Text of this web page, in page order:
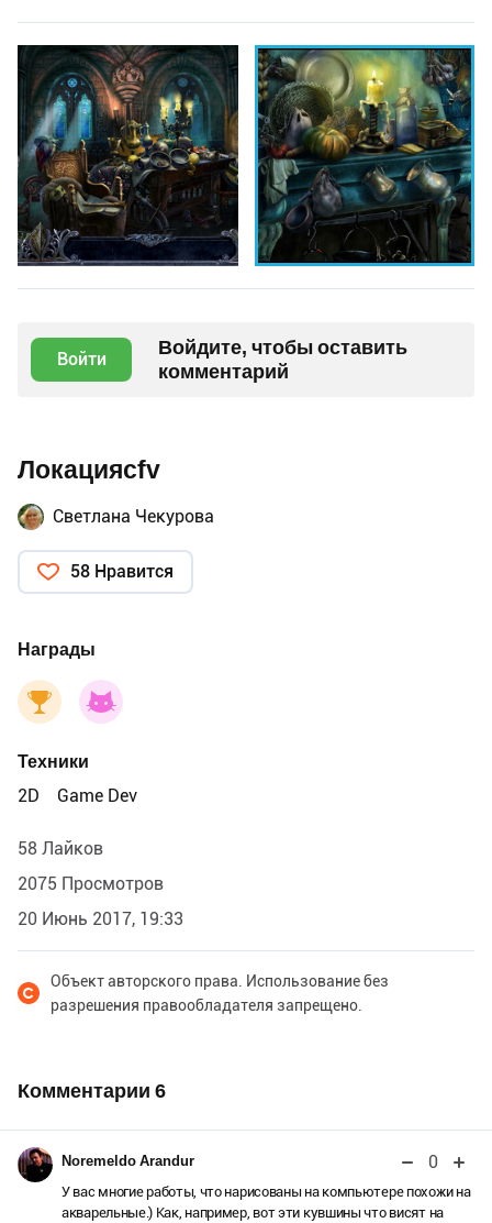
Войти
Войдите, чтобы оставить
комментарий
Локацияcfv
Светлана Чекурова
58 Нравится
Награды
Техники
2D
Game Dev
58 Лайков
2075 Просмотров
20 Июнь 2017, 19:33
Объект авторского права. Использование без
разрешения правообладателя запрещено.
Комментарии 6
Noremeldo Arandur 0
У вас многие работы, что нарисованы на компьютере похожи на
акварельные.) Как, например, вот эти кувшины что висят на